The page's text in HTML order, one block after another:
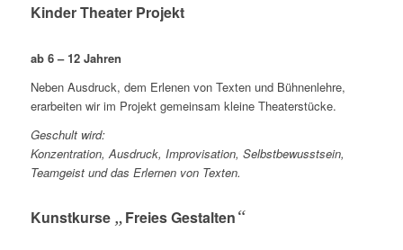
Kinder Theater Projekt
ab 6 – 12 Jahren
Neben Ausdruck, dem Erlenen von Texten und Bühnenlehre,
erarbeiten wir im Projekt gemeinsam kleine Theaterstücke.
Geschult wird:
Konzentration, Ausdruck, Improvisation, Selbstbewusstsein,
Teamgeist und das Erlernen von Texten.
Kunstkurse „ Freies Gestalten“